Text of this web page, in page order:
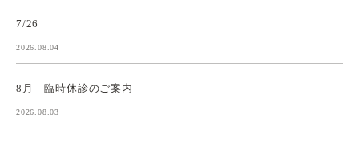
7/26
2026.08.04
8月 臨時休診のご案内
2026.08.03